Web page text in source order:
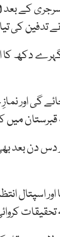
تدفین کی
دکھ کا
قبرستان
دس دن
دیا تھا اور